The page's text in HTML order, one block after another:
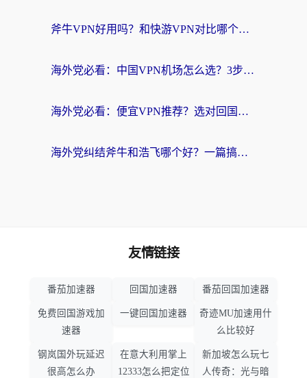
斧牛VPN好用吗？和快游VPN对比哪个回国效果更好？马来西亚留学生亲测分享
海外党必看：中国VPN机场怎么选？3步教你无缝访问国内资源（附避坑指南）
海外党必看：便宜VPN推荐？选对回国加速器才能无缝刷国内剧玩国服
海外党纠结斧牛和浩飞哪个好？一篇搞定回国加速器选择+无缝访问国内资源指南
友情链接
番茄加速器 回国加速器 番茄回国加速器
免费回国游戏加
速器
一键回国加速器
奇迹MU加速用什
么比较好
钢岚国外玩延迟
很高怎么办
在意大利用掌上
12333怎么把定位
新加坡怎么玩七
人传奇：光与暗